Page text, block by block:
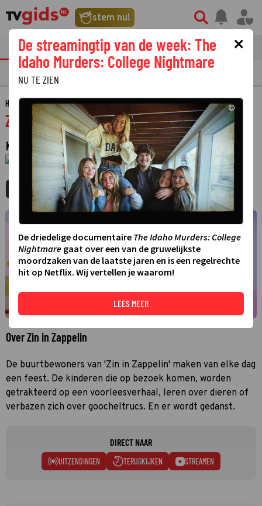
stem nu!
tvgids streaming nieuws
PRIMETIME GEMIST
HOME GIDS ZIN IN ZAPPELIN
Zin in Zappelin
KINDERPROGRAMMA
1 JANUARI 1970 01:00 - 01:00
MIJNGIDS AGENDA DELEN
Over Zin in Zappelin
De buurtbewoners van 'Zin in Zappelin' maken van elke dag
een feest. De kinderen die op bezoek komen, worden
getrakteerd op een voorleesverhaal, leren over dieren of
verbazen zich over goocheltrucs. En er wordt gedanst.
DIRECT NAAR
UITZENDINGEN TERUGKIJKEN STREAMEN
×
De streamingtip van de week: The
Idaho Murders: College Nightmare
NU TE ZIEN
©
De driedelige documentaire The Idaho Murders: College
Nightmare gaat over een van de gruwelijkste
moordzaken van de laatste jaren en is een regelrechte
hit op Netflix. Wij vertellen je waarom!
LEES MEER